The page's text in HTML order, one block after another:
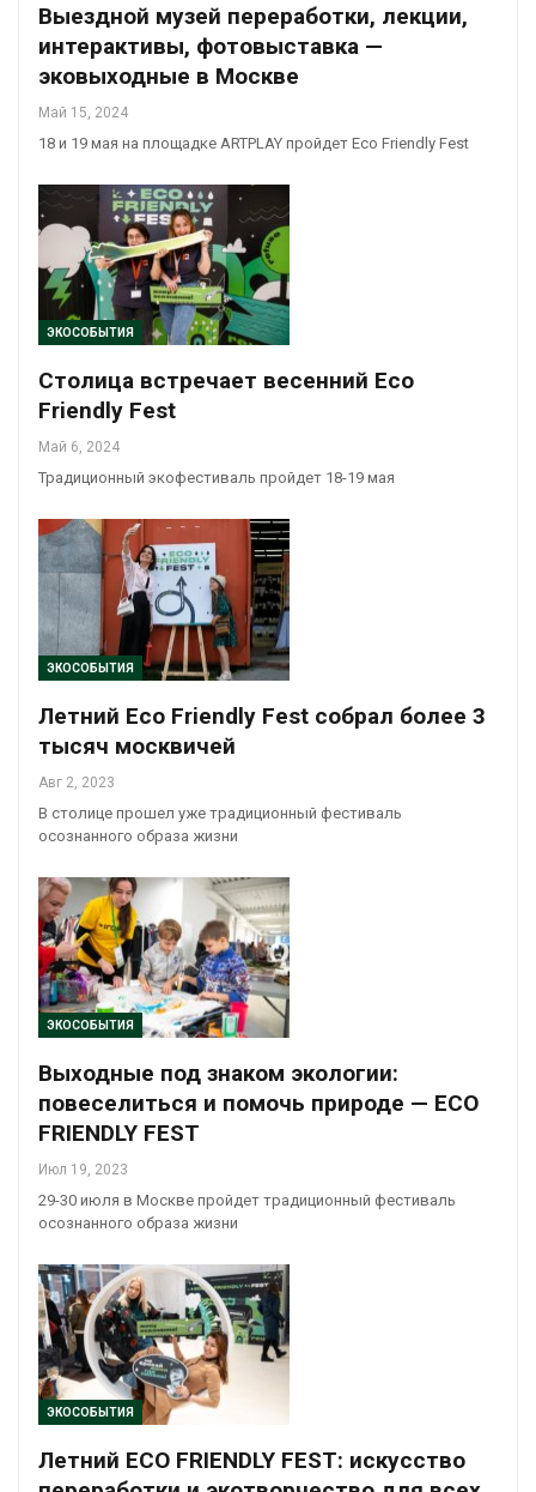
Выездной музей переработки, лекции,
интерактивы, фотовыставка —
эковыходные в Москве
Май 15, 2024
18 и 19 мая на площадке ARTPLAY пройдет Eco Friendly Fest
ЭКОСОБЫТИЯ
Столица встречает весенний Eco
Friendly Fest
Май 6, 2024
Традиционный экофестиваль пройдет 18-19 мая
ЭКОСОБЫТИЯ
Летний Eco Friendly Fest собрал более 3
тысяч москвичей
Авг 2, 2023
В столице прошел уже традиционный фестиваль
осознанного образа жизни
ЭКОСОБЫТИЯ
Выходные под знаком экологии:
повеселиться и помочь природе — ECO
FRIENDLY FEST
Июл 19, 2023
29-30 июля в Москве пройдет традиционный фестиваль
осознанного образа жизни
ЭКОСОБЫТИЯ
Летний ECO FRIENDLY FEST: искусство